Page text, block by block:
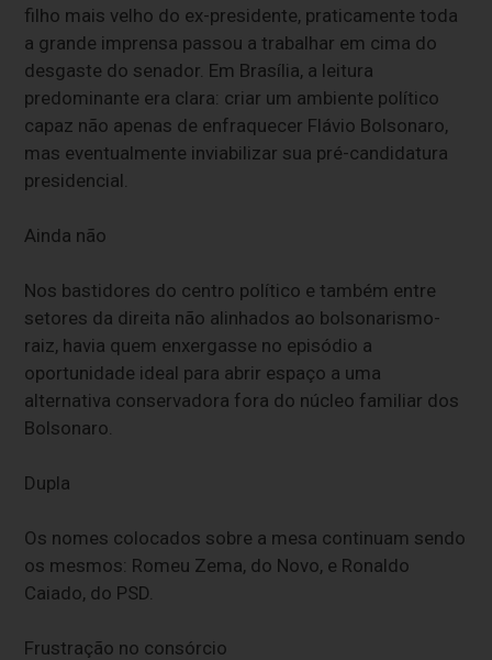
filho mais velho do ex-presidente, praticamente toda
a grande imprensa passou a trabalhar em cima do
desgaste do senador. Em Brasília, a leitura
predominante era clara: criar um ambiente político
capaz não apenas de enfraquecer Flávio Bolsonaro,
mas eventualmente inviabilizar sua pré-candidatura
presidencial.
Ainda não
Nos bastidores do centro político e também entre
setores da direita não alinhados ao bolsonarismo-
raiz, havia quem enxergasse no episódio a
oportunidade ideal para abrir espaço a uma
alternativa conservadora fora do núcleo familiar dos
Bolsonaro.
Dupla
Os nomes colocados sobre a mesa continuam sendo
os mesmos: Romeu Zema, do Novo, e Ronaldo
Caiado, do PSD.
Frustração no consórcio